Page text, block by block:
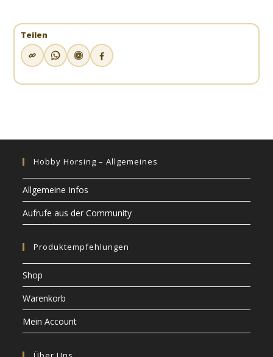
Teilen
Hobby Horsing – Allgemeines
Allgemeine Infos
Aufrufe aus der Community
Produktempfehlungen
Shop
Warenkorb
Mein Account